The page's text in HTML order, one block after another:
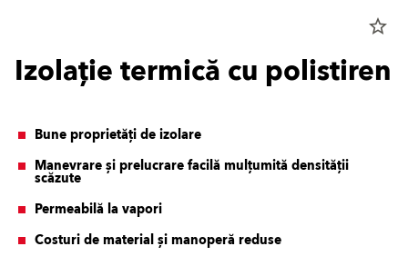
star_border
Izolație termică cu polistiren
Bune proprietăți de izolare
Manevrare și prelucrare facilă mulțumită densității
scăzute
Permeabilă la vapori
Costuri de material și manoperă reduse